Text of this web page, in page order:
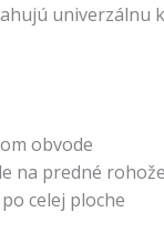
univerzálnu
obvode
na predné rohože
celej ploche